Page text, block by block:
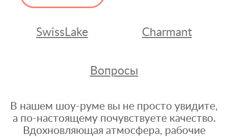
SwissLake Charmant
Вопросы
В нашем шоу-руме вы не просто увидите,
а по-настоящему почувствуете качество.
Вдохновляющая атмосфера, рабочие